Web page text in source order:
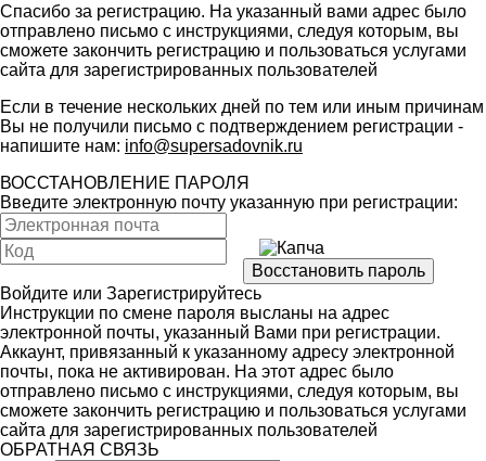
Спасибо за регистрацию. На указанный вами адрес было
отправлено письмо с инструкциями, следуя которым, вы
сможете закончить регистрацию и пользоваться услугами
сайта для зарегистрированных пользователей
Если в течение нескольких дней по тем или иным причинам
Вы не получили письмо с подтверждением регистрации -
напишите нам: info@supersadovnik.ru
ВОССТАНОВЛЕНИЕ ПАРОЛЯ
Введите электронную почту указанную при регистрации:
Войдите или Зарегистрируйтесь
Инструкции по смене пароля высланы на адрес
электронной почты, указанный Вами при регистрации.
Аккаунт, привязанный к указанному адресу электронной
почты, пока не активирован. На этот адрес было
отправлено письмо с инструкциями, следуя которым, вы
сможете закончить регистрацию и пользоваться услугами
сайта для зарегистрированных пользователей
ОБРАТНАЯ СВЯЗЬ